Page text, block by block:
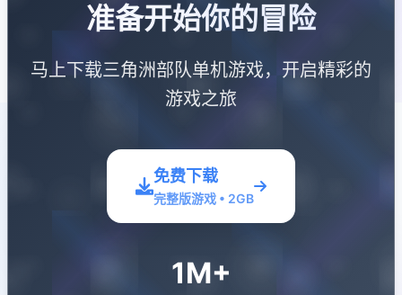
准备开始你的冒险
马上下载三角洲部队单机游戏，开启精彩的
游戏之旅
免费下载
完整版游戏 • 2GB
1M+